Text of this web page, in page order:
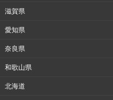
滋賀県
愛知県
奈良県
和歌山県
北海道